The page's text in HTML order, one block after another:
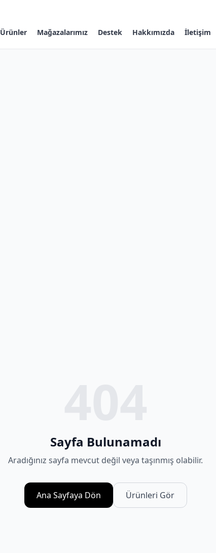
Ürünler Mağazalarımız Destek Hakkımızda İletişim
Sayfa Bulunamadı
Aradığınız sayfa mevcut değil veya taşınmış olabilir.
Ana Sayfaya Dön Ürünleri Gör